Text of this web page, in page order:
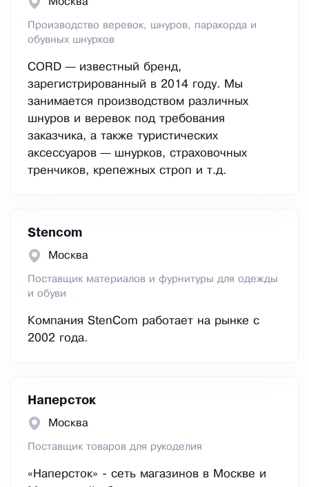
Производство веревок, шнуров, паракорда и
обувных шнурков
CORD — известный бренд,
зарегистрированный в 2014 году. Мы
занимается производством различных
шнуров и веревок под требования
заказчика, а также туристических
аксессуаров — шнурков, страховочных
тренчиков, крепежных строп и т.д.
Stencom
Москва
Поставщик материалов и фурнитуры для одежды
и обуви
Компания StenCom работает на рынке с
2002 года.
Наперсток
Москва
Поставщик товаров для рукоделия
«Наперсток» - сеть магазинов в Москве и